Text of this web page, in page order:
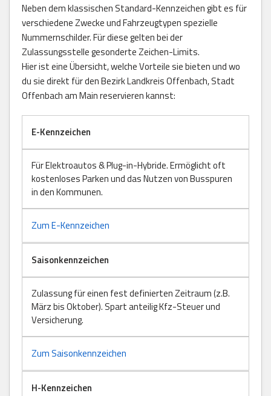
Neben dem klassischen Standard-Kennzeichen gibt es für
verschiedene Zwecke und Fahrzeugtypen spezielle
Nummernschilder. Für diese gelten bei der
Zulassungsstelle gesonderte Zeichen-Limits.
Hier ist eine Übersicht, welche Vorteile sie bieten und wo
du sie direkt für den Bezirk Landkreis Offenbach, Stadt
Offenbach am Main reservieren kannst:
E-Kennzeichen
Für Elektroautos & Plug-in-Hybride. Ermöglicht oft
kostenloses Parken und das Nutzen von Busspuren
in den Kommunen.
Zum E-Kennzeichen
Saisonkennzeichen
Zulassung für einen fest definierten Zeitraum (z.B.
März bis Oktober). Spart anteilig Kfz-Steuer und
Versicherung.
Zum Saisonkennzeichen
H-Kennzeichen